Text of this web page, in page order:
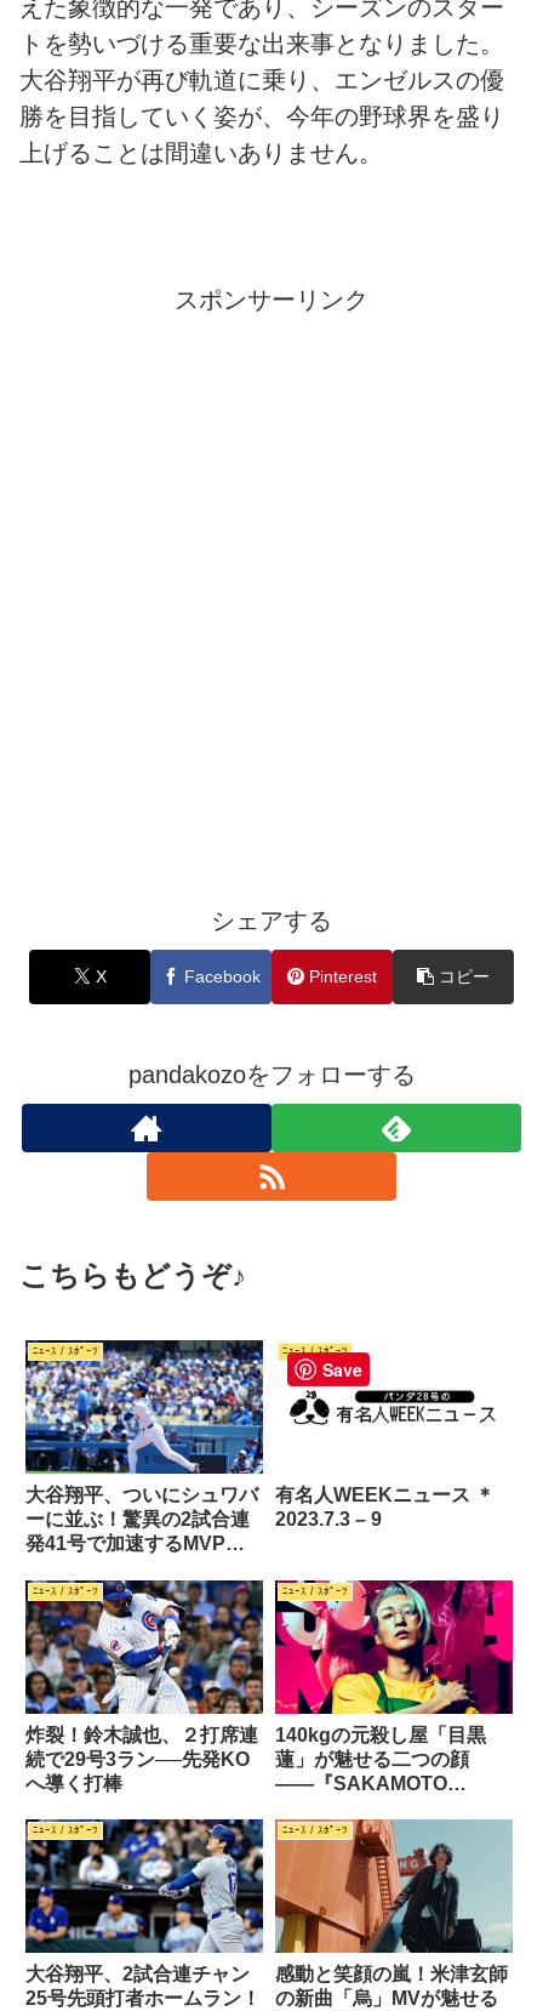
えた象徴的な一発であり、シーズンのスター
トを勢いづける重要な出来事となりました。
大谷翔平が再び軌道に乗り、エンゼルスの優
勝を目指していく姿が、今年の野球界を盛り
上げることは間違いありません。
スポンサーリンク
シェアする
X Facebook Pinterest コピー
pandakozoをフォローする
こちらもどうぞ♪
ﾆｭｰｽ / ｽﾎﾟｰﾂ
大谷翔平、ついにシュワバ
ーに並ぶ！驚異の2試合連
発41号で加速するMVP争
ﾆｭｰｽ / ｽﾎﾟｰﾂ
有名人WEEKニュース ＊
2023.7.3 – 9
ﾆｭｰｽ / ｽﾎﾟｰﾂ
炸裂！鈴木誠也、２打席連
続で29号3ラン──先発KO
へ導く打棒
ﾆｭｰｽ / ｽﾎﾟｰﾂ
140kgの元殺し屋「目黒
蓮」が魅せる二つの顔
――『SAKAMOTO
と挑む新境地
ﾆｭｰｽ / ｽﾎﾟｰﾂ
大谷翔平、2試合連チャン
25号先頭打者ホームラン！
ﾆｭｰｽ / ｽﾎﾟｰﾂ
感動と笑顔の嵐！米津玄師
の新曲「烏」MVが魅せる
Save